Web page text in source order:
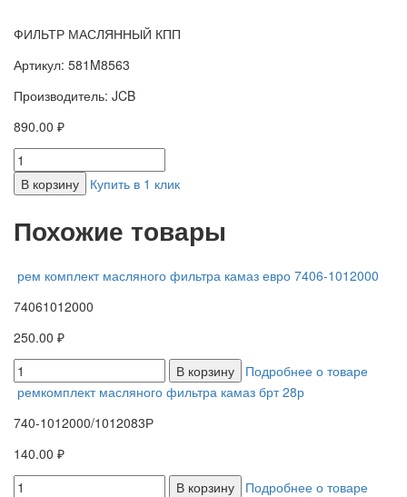
ФИЛЬТР МАСЛЯННЫЙ КПП
Артикул: 581M8563
Производитель: JCB
890.00 ₽
В корзину Купить в 1 клик
Похожие товары
рем комплект масляного фильтра камаз евро 7406-1012000
74061012000
250.00 ₽
В корзину
Подробнее о товаре
ремкомплект масляного фильтра камаз брт 28р
740-1012000/1012083Р
140.00 ₽
В корзину
Подробнее о товаре